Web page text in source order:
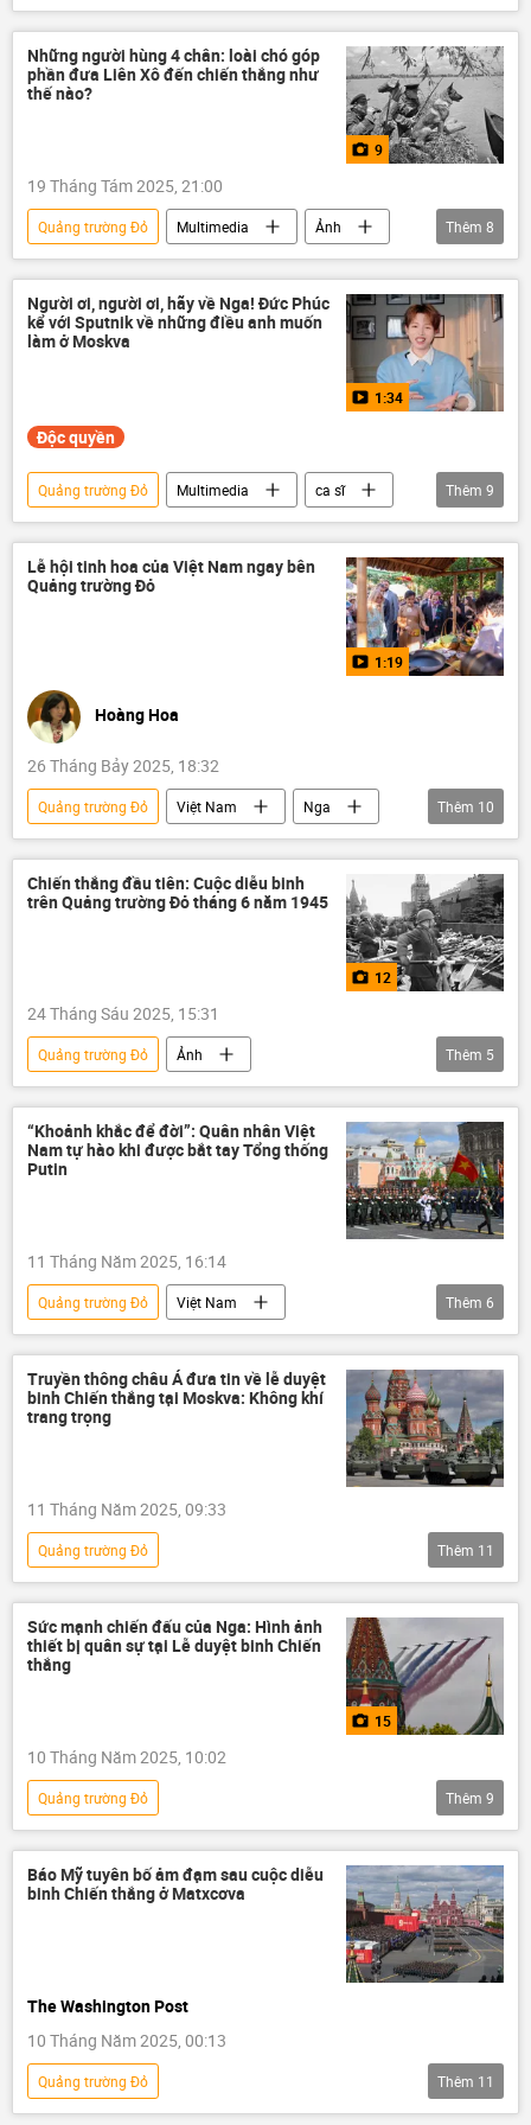
chiến sĩ Hồng quân
Ảnh
Chiến tranh Vệ quốc Vĩ đại
Chiến tranh thế giới thứ hai
Những người hùng 4 chân: loài chó góp
phần đưa Liên Xô đến chiến thắng như
thế nào?
9
19 Tháng Tám 2025, 21:00
Quảng trường Đỏ Multimedia
Ảnh
Moskva
Thế giới
Đức
Quốc hội Đức
Liên Xô
Hải quân Liên Xô
Thêm 8
Người ơi, người ơi, hãy về Nga! Đức Phúc
kể với Sputnik về những điều anh muốn
làm ở Moskva
1:34
Độc quyền
Quảng trường Đỏ Multimedia
ca sĩ
Intervision 2025
Moskva
Nga
Việt Nam
Video
Văn hóa
Xã hội
lễ hội âm nhạc cuộc thi
Thêm 9
Lễ hội tinh hoa của Việt Nam ngay bên
Quảng trường Đỏ
1:19
Hoàng Hoa
26 Tháng Bảy 2025, 18:32
Quảng trường Đỏ Việt Nam
Nga
Moskva
Hợp tác Nga-Việt
Văn hóa
Điện Kremlin
Ngô Phương Ly
Sergei Sobyanin
Thêm 10
Chiến thắng đầu tiên: Cuộc diễu binh
trên Quảng trường Đỏ tháng 6 năm 1945
12
24 Tháng Sáu 2025, 15:31
Quảng trường Đỏ
Ảnh
Kỷ niệm 80 năm Chiến thắng trong Chiến tranh Vệ quốc vĩ đại
chiến thắng
Chiến thắng
Moskva
Liên Xô
Thêm 5
“Khoảnh khắc để đời”: Quân nhân Việt
Nam tự hào khi được bắt tay Tổng thống
Putin
11 Tháng Năm 2025, 16:14
Quảng trường Đỏ
Việt Nam
Kỷ niệm 80 năm Chiến thắng trong Chiến tranh Vệ quốc vĩ đại
Nga
Hợp tác Nga-Việt
quân nhân
Quân đội Nhân dân Việt Nam
Thêm 6
Truyền thông châu Á đưa tin về lễ duyệt
binh Chiến thắng tại Moskva: Không khí
trang trọng
11 Tháng Năm 2025, 09:33
Quảng trường Đỏ
Kỷ niệm 80 năm Chiến thắng trong Chiến tranh Vệ quốc vĩ đại
Nga
Châu Á
duyệt binh
Matxcơva
Thế giới
Trung Quốc
Thêm 11
Sức mạnh chiến đấu của Nga: Hình ảnh
thiết bị quân sự tại Lễ duyệt binh Chiến
thắng
15
10 Tháng Năm 2025, 10:02
Quảng trường Đỏ
Kỷ niệm 80 năm Chiến thắng trong Chiến tranh Vệ quốc vĩ đại
Ảnh
Nga
Vladimir Putin
Quân sự
Điện Kremlin
Moskva
Chiến tranh Vệ quốc Vĩ đại
Thêm 9
Báo Mỹ tuyên bố ảm đạm sau cuộc diễu
binh Chiến thắng ở Matxcơva
The Washington Post
10 Tháng Năm 2025, 00:13
Quảng trường Đỏ
Kỷ niệm 80 năm Chiến thắng trong Chiến tranh Vệ quốc vĩ đại
Thêm 11